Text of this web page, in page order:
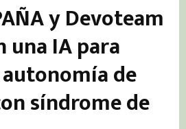
y Devoteam
una IA para
de
síndrome de